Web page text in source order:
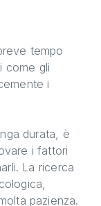
tempo
come gli
i
durata, è
i fattori
La ricerca
pazienza.